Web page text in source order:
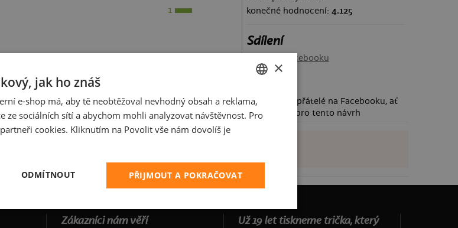
1
konečné hodnocení: 4.125
Sdílení
Sdílet na Facebooku
Požádej své přátelé na Facebooku, ať
taky hlasují pro tento návrh
Zákazníci nám věří
Už 19 let tiskneme trička, který
CZECH
SLOVAK
×
jak ho znáš
e-shop má, aby tě neobtěžoval nevhodný obsah a reklama,
ze sociálních sítí a abychom mohli analyzovat návštěvnost. Pro
cookies. Kliknutím na Povolit vše nám dovolíš je
PŘIJMOUT A POKRAČOVAT
ODMÍTNOUT